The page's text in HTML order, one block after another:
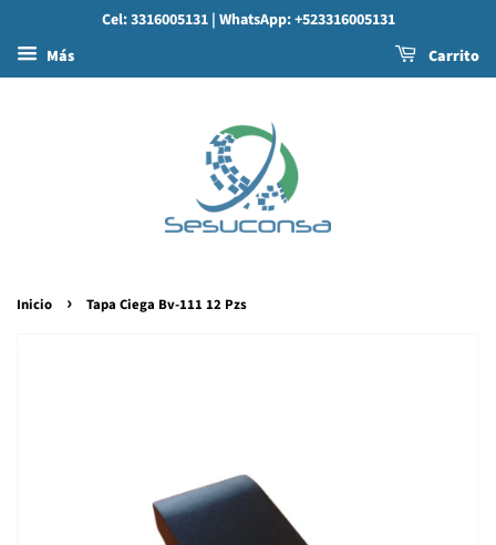
Cel: 3316005131 | WhatsApp: +523316005131
Más
Carrito
Inicio › Tapa Ciega Bv-111 12 Pzs